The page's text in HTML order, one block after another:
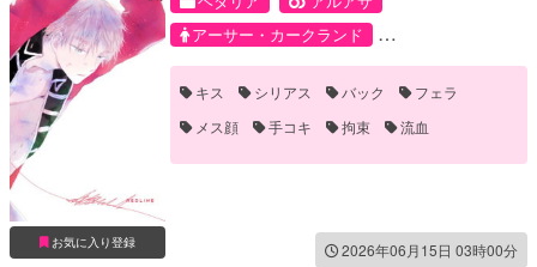
お気に入り登録
アーサー・カークランド
アルフレッド・F・ジョーンズ
キス シリアス バック
フェラ
メス顔
手コキ 拘束 流血
2026年06月15日 03時00分